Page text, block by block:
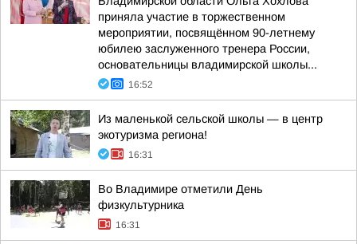
приняла участие в торжественном
мероприятии, посвящённом 90-летнему
юбилею заслуженного тренера России,
основательницы владимирской школы...
16:52
Из маленькой сельской школы — в центр
экотуризма региона!
16:31
Во Владимире отметили День
физкультурника
16:31